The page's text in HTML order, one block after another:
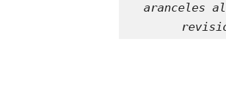
aranceles